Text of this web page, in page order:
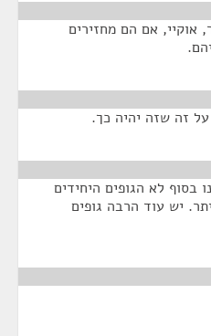
אוקיי, אם הם מחזירים
זה שזה יהיה כך.
לא הגופים היחידים
יש עוד הרבה גופים